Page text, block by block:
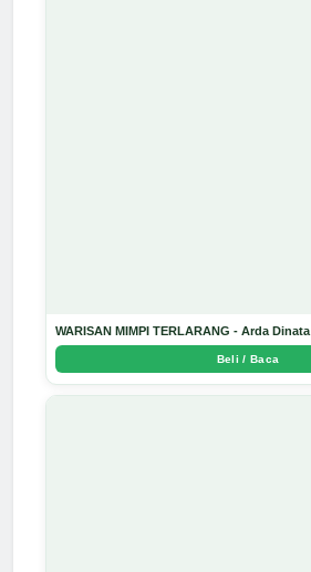
WARISAN MIMPI TERLARANG - Arda Dinata
Beli / Baca